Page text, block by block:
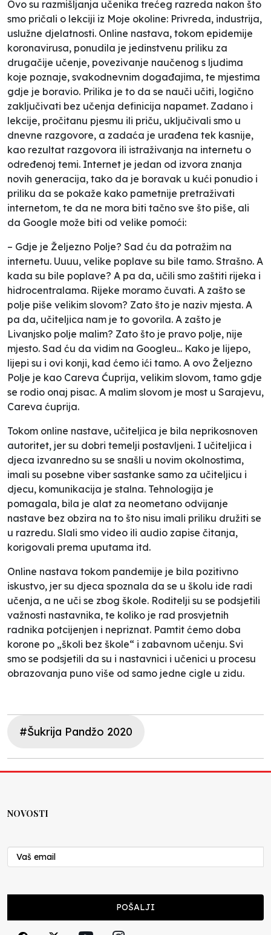
Ovo su razmišljanja učenika trećeg razreda nakon što
smo pričali o lekciji iz Moje okoline: Privreda, industrija,
uslužne djelatnosti. Online nastava, tokom epidemije
koronavirusa, ponudila je jedinstvenu priliku za
drugačije učenje, povezivanje naučenog s ljudima
koje poznaje, svakodnevnim događajima, te mjestima
gdje je boravio. Prilika je to da se nauči učiti, logično
zaključivati bez učenja definicija napamet. Zadano i
lekcije, pročitanu pjesmu ili priču, uključivali smo u
dnevne razgovore, a zadaća je urađena tek kasnije,
kao rezultat razgovora ili istraživanja na internetu o
određenoj temi. Internet je jedan od izvora znanja
novih generacija, tako da je boravak u kući ponudio i
priliku da se pokaže kako pametnije pretraživati
internetom, te da ne mora biti tačno sve što piše, ali
da Google može biti od velike pomoći:
– Gdje je Željezno Polje? Sad ću da potražim na
internetu. Uuuu, velike poplave su bile tamo. Strašno. A
kada su bile poplave? A pa da, učili smo zaštiti rijeka i
hidrocentralama. Rijeke moramo čuvati. A zašto se
polje piše velikim slovom? Zato što je naziv mjesta. A
pa da, učiteljica nam je to govorila. A zašto je
Livanjsko polje malim? Zato što je pravo polje, nije
mjesto. Sad ću da vidim na Googleu... Kako je lijepo,
lijepi su i ovi konji, kad ćemo ići tamo. A ovo Željezno
Polje je kao Careva Ćuprija, velikim slovom, tamo gdje
se rodio onaj pisac. A malim slovom je most u Sarajevu,
Careva ćuprija.
Tokom online nastave, učiteljica je bila neprikosnoven
autoritet, jer su dobri temelji postavljeni. I učiteljica i
djeca izvanredno su se snašli u novim okolnostima,
imali su posebne viber sastanke samo za učiteljicu i
djecu, komunikacija je stalna. Tehnologija je
pomagala, bila je alat za neometano odvijanje
nastave bez obzira na to što nisu imali priliku družiti se
u razredu. Slali smo video ili audio zapise čitanja,
korigovali prema uputama itd.
Online nastava tokom pandemije je bila pozitivno
iskustvo, jer su djeca spoznala da se u školu ide radi
učenja, a ne uči se zbog škole. Roditelji su se podsjetili
važnosti nastavnika, te koliko je rad prosvjetnih
radnika potcijenjen i nepriznat. Pamtit ćemo doba
korone po „školi bez škole“ i zabavnom učenju. Svi
smo se podsjetili da su i nastavnici i učenici u procesu
obrazovanja puno više od samo jedne cigle u zidu.
#Šukrija Pandžo 2020
NOVOSTI
POŠALJI